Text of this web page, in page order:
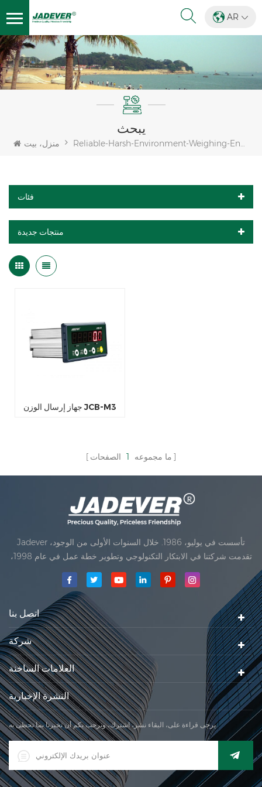
AR
يبحث
منزل، بيت Reliable-Harsh-Environment-Weighing-Encoder
فئات
منتجات جديدة
جهاز إرسال الوزن JCB-M3
ما مجموعه 1 الصفحات
Jadever تأسست في يوليو، 1986. خلال السنوات الأولى من الوجود،
تقدمت شركتنا في الابتكار التكنولوجي وتطوير خطة عمل في عام 1998،
حققت شركتنا هدف الجودة الرئيسية، متى تلقت أول منتجاتنا موافقة من
مقياس المحدودةكان تأسيس تقع من
اتصل بنا
شركة
العلامات الساخنة
النشرة الإخبارية
يرجى قراءة على، البقاء نشر، اشترك، ونرحب بكم أن تخبرنا بما تحظى به.